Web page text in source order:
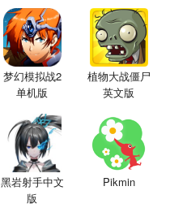
梦幻模拟战2
单机版
植物大战僵尸
英文版
黑岩射手中文
版
Pikmin